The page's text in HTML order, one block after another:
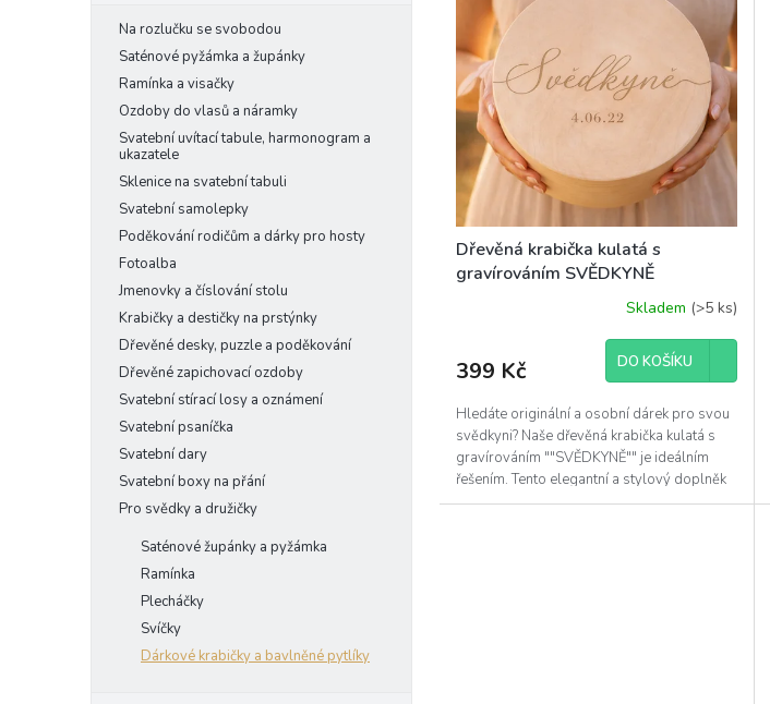
Na rozlučku se svobodou
Saténové pyžámka a župánky
Ramínka a visačky
Ozdoby do vlasů a náramky
Svatební uvítací tabule, harmonogram a
ukazatele
Sklenice na svatební tabuli
Svatební samolepky
Poděkování rodičům a dárky pro hosty
Fotoalba
Jmenovky a číslování stolu
Krabičky a destičky na prstýnky
Dřevěné desky, puzzle a poděkování
Dřevěné zapichovací ozdoby
Svatební stírací losy a oznámení
Svatební psaníčka
Svatební dary
Svatební boxy na přání
Pro svědky a družičky
Saténové župánky a pyžámka
Ramínka
Plecháčky
Svíčky
Dárkové krabičky a bavlněné pytlíky
d
u
k
ů
p
r
o
u
k
ů
Dřevěná krabička kulatá s
gravírováním SVĚDKYNĚ
Skladem (>5 ks)
399 Kč DO KOŠÍKU
Hledáte originální a osobní dárek pro svou
svědkyni? Naše dřevěná krabička kulatá s
gravírováním ""SVĚDKYNĚ"" je ideálním
řešením. Tento elegantní a stylový doplněk
nejenže...